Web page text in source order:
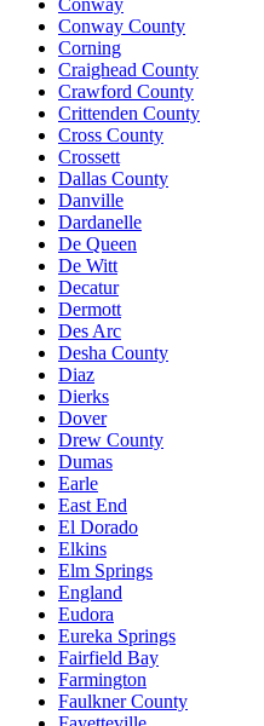
Conway County
Corning
Craighead County
Crawford County
Crittenden County
Cross County
Crossett
Dallas County
Danville
Dardanelle
De Queen
De Witt
Decatur
Dermott
Des Arc
Desha County
Diaz
Dierks
Dover
Drew County
Dumas
Earle
East End
El Dorado
Elkins
Elm Springs
England
Eudora
Eureka Springs
Fairfield Bay
Farmington
Faulkner County